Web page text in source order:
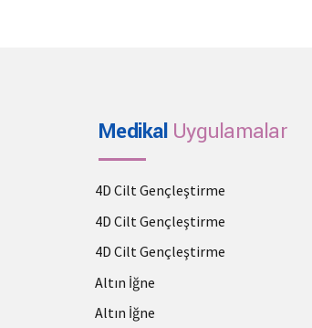
Medikal Uygulamalar
4D Cilt Gençleştirme
4D Cilt Gençleştirme
4D Cilt Gençleştirme
Altın İğne
Altın İğne